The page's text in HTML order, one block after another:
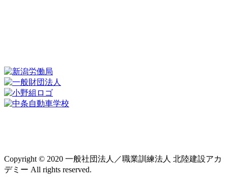
Copyright © 2020 一般社団法人／職業訓練法人 北陸建設アカ
デミー All rights reserved.